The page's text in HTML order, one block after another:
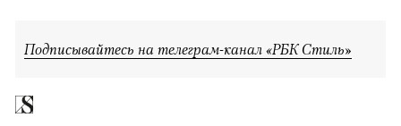
Подписывайтесь на телеграм-канал «РБК Стиль»